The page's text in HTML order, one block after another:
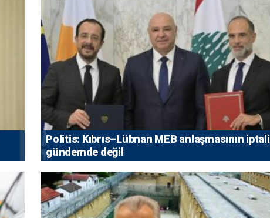
Politis: Kıbrıs–Lübnan MEB anlaşmasının iptali
gündemde değil